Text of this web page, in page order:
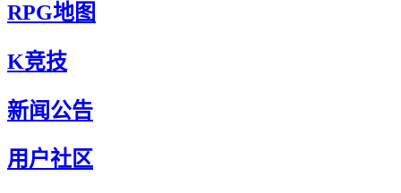
RPG地图
K竞技
新闻公告
用户社区